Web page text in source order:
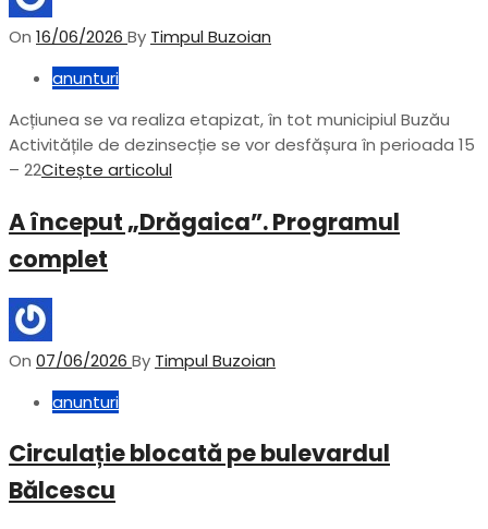
On 16/06/2026 By Timpul Buzoian
anunturi
Acțiunea se va realiza etapizat, în tot municipiul Buzău
Activitățile de dezinsecție se vor desfășura în perioada 15
– 22Citește articolul
A început „Drăgaica”. Programul
complet
On 07/06/2026 By Timpul Buzoian
anunturi
Circulație blocată pe bulevardul
Bălcescu